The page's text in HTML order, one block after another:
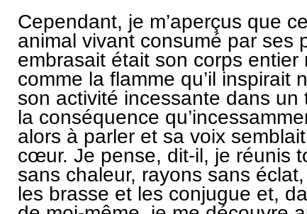
Cependant, je m’aperçus que
animal vivant consumé par ses
embrasait était son corps
comme la flamme qu’il inspirait
son activité incessante dans un
la conséquence
alors à parler et sa voix
cœur. Je pense, dit-il, je réunis
sans chaleur, rayons sans
les brasse et les conjugue et,